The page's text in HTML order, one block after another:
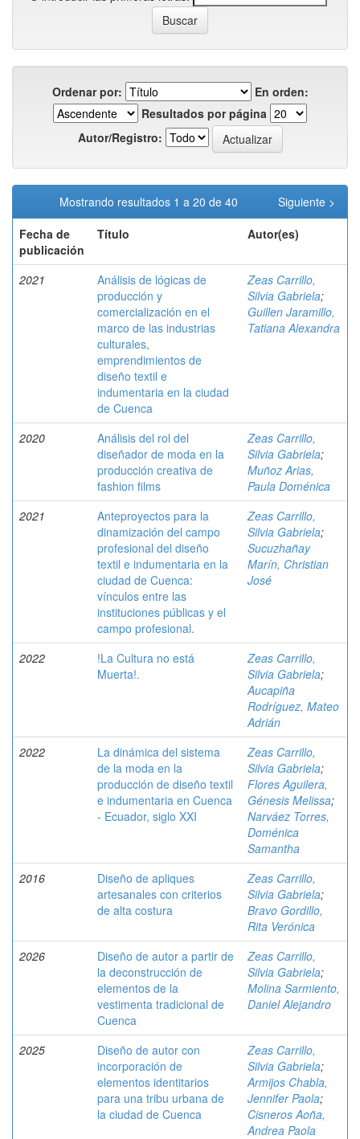
Ordenar por:
En orden:
Resultados por página
Autor/Registro:
Mostrando resultados 1 a 20 de 40
Siguiente >
Fecha de
publicación
Título Autor(es)
2021
Análisis de lógicas de
producción y
comercialización en el
marco de las industrias
culturales,
emprendimientos de
diseño textil e
indumentaria en la ciudad
de Cuenca
Zeas Carrillo,
Silvia Gabriela;
Guillen Jaramillo,
Tatiana Alexandra
2020
Análisis del rol del
diseñador de moda en la
producción creativa de
fashion films
Zeas Carrillo,
Silvia Gabriela;
Muñoz Arias,
Paula Doménica
2021
Anteproyectos para la
dinamización del campo
profesional del diseño
textil e indumentaria en la
ciudad de Cuenca:
vínculos entre las
instituciones públicas y el
campo profesional.
Zeas Carrillo,
Silvia Gabriela;
Sucuzhañay
Marín, Christian
José
2022
!La Cultura no está
Muerta!.
Zeas Carrillo,
Silvia Gabriela;
Aucapiña
Rodríguez, Mateo
Adrián
2022
La dinámica del sistema
de la moda en la
producción de diseño textil
e indumentaria en Cuenca
- Ecuador, siglo XXI
Zeas Carrillo,
Silvia Gabriela;
Flores Aguilera,
Génesis Melissa;
Narváez Torres,
Doménica
Samantha
2016
Diseño de apliques
artesanales con criterios
de alta costura
Zeas Carrillo,
Silvia Gabriela;
Bravo Gordillo,
Rita Verónica
2026
Diseño de autor a partir de
la deconstrucción de
elementos de la
vestimenta tradicional de
Cuenca
Zeas Carrillo,
Silvia Gabriela;
Molina Sarmiento,
Daniel Alejandro
2025
Diseño de autor con
incorporación de
elementos identitarios
para una tribu urbana de
la ciudad de Cuenca
Zeas Carrillo,
Silvia Gabriela;
Armijos Chabla,
Jennifer Paola;
Cisneros Aoña,
Andrea Paola